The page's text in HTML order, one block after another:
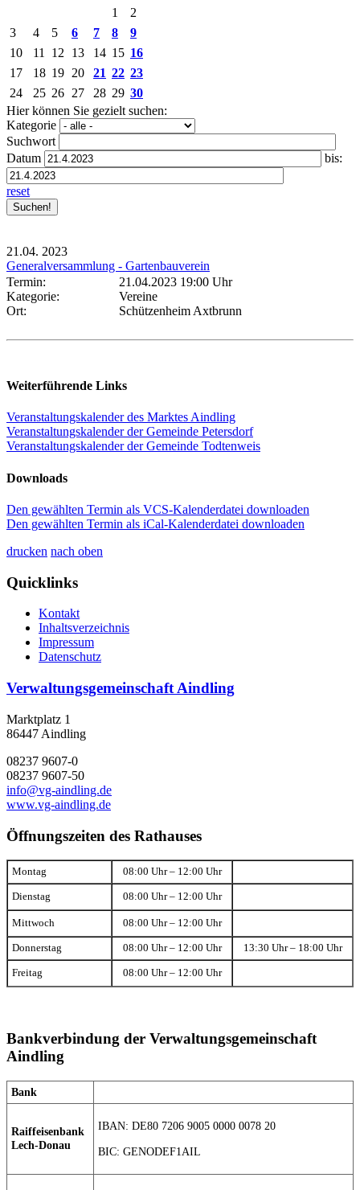
1
2
3
4 5 6 7 8
9
10
11 12 13 14 15 16
17
18 19 20 21 22 23
24
25 26 27 28 29 30
Hier können Sie gezielt suchen:
Kategorie
Suchwort
Datum
bis:
reset
21.04. 2023
Generalversammlung - Gartenbauverein
Termin:
21.04.2023 19:00 Uhr
Kategorie:
Vereine
Ort:
Schützenheim Axtbrunn
Weiterführende Links
Veranstaltungskalender des Marktes Aindling
Veranstaltungskalender der Gemeinde Petersdorf
Veranstaltungskalender der Gemeinde Todtenweis
Downloads
Den gewählten Termin als VCS-Kalenderdatei downloaden
Den gewählten Termin als iCal-Kalenderdatei downloaden
drucken nach oben
Quicklinks
Kontakt
Inhaltsverzeichnis
Impressum
Datenschutz
Verwaltungsgemeinschaft Aindling
Marktplatz 1
86447 Aindling
08237 9607-0
08237 9607-50
info@vg-aindling.de
www.vg-aindling.de
Öffnungszeiten des Rathauses
Montag 08:00 Uhr – 12:00 Uhr
Dienstag 08:00 Uhr – 12:00 Uhr
Mittwoch 08:00 Uhr – 12:00 Uhr
Donnerstag 08:00 Uhr – 12:00 Uhr 13:30 Uhr – 18:00 Uhr
Freitag 08:00 Uhr – 12:00 Uhr
Bankverbindung der Verwaltungsgemeinschaft
Aindling
Bank
Raiffeisenbank
Lech-Donau
IBAN: DE80 7206 9005 0000 0078 20
BIC: GENODEF1AIL